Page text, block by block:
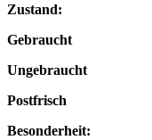
Ungebraucht
Postfrisch
Besonderheit: